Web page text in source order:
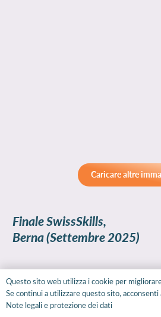
Caricare altre
Finale SwissSkills,
Berna(Settembre 2025)
Questo sito web utilizza i cookie per
Se continui a utilizzare questo sito,
Note legali e protezione dei dati